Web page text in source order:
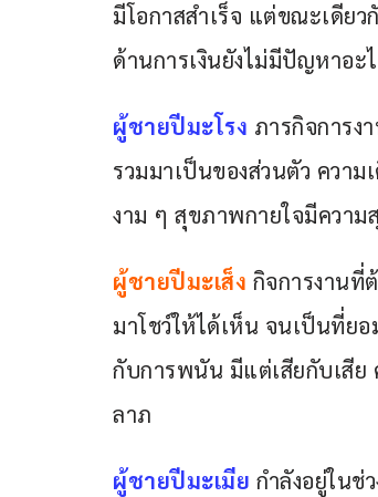
มีโอกาสสำเร็จ แต่ขณะเดีย
ด้านการเงินยังไม่มีปัญหาอ
ผู้ชายปีมะโรง ภารกิจการง
รวมมาเป็นของส่วนตัว ควา
งาม ๆ สุขภาพกายใจมีความ
ผู้ชายปีมะเส็ง กิจการงานที่
มาโชว์ให้ได้เห็น จนเป็นที่ย
กับการพนัน มีแต่เสียกับเสีย
ลาภ
ผู้ชายปีมะเมีย กำลังอยู่ในช่